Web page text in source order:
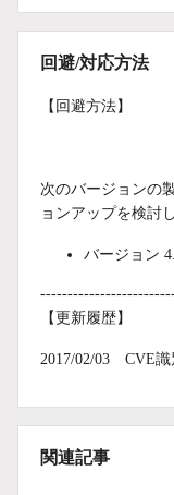
回避/対応方法
【回避方法】
次のバージョンの
ョンアップを検討
バージョン
【更新履歴】
2017/02/03 CVE識
関連記事